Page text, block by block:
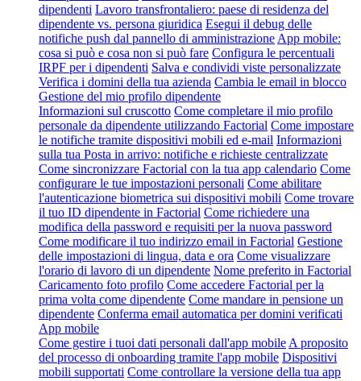
dipendenti Lavoro transfrontaliero: paese di residenza del
dipendente vs. persona giuridica Esegui il debug delle
notifiche push dal pannello di amministrazione App mobile:
cosa si può e cosa non si può fare Configura le percentuali
IRPF per i dipendenti Salva e condividi viste personalizzate
Verifica i domini della tua azienda Cambia le email in blocco
Gestione del mio profilo dipendente
Informazioni sul cruscotto Come completare il mio profilo
personale da dipendente utilizzando Factorial Come impostare
le notifiche tramite dispositivi mobili ed e-mail Informazioni
sulla tua Posta in arrivo: notifiche e richieste centralizzate
Come sincronizzare Factorial con la tua app calendario Come
configurare le tue impostazioni personali Come abilitare
l'autenticazione biometrica sui dispositivi mobili Come trovare
il tuo ID dipendente in Factorial Come richiedere una
modifica della password e requisiti per la nuova password
Come modificare il tuo indirizzo email in Factorial Gestione
delle impostazioni di lingua, data e ora Come visualizzare
l'orario di lavoro di un dipendente Nome preferito in Factorial
Caricamento foto profilo Come accedere Factorial per la
prima volta come dipendente Come mandare in pensione un
dipendente Conferma email automatica per domini verificati
App mobile
Come gestire i tuoi dati personali dall'app mobile A proposito
del processo di onboarding tramite l'app mobile Dispositivi
mobili supportati Come controllare la versione della tua app